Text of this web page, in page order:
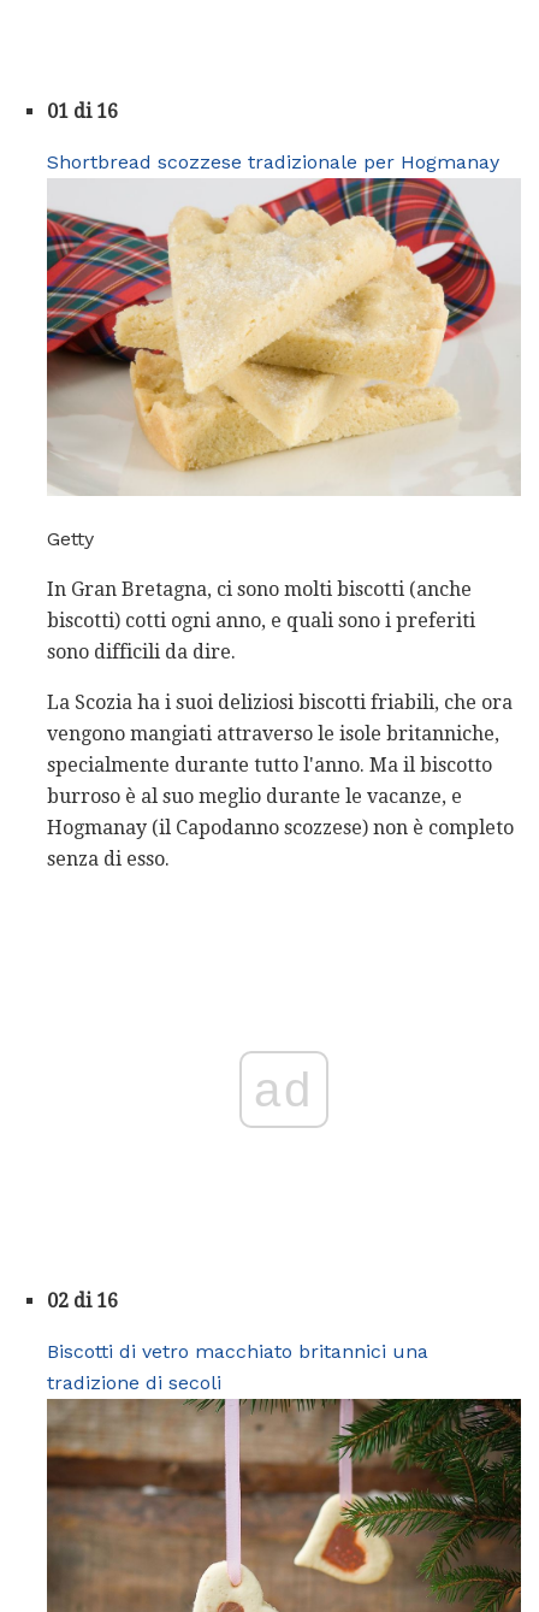
01 di 16
Shortbread scozzese tradizionale per Hogmanay
Getty
In Gran Bretagna, ci sono molti biscotti (anche
biscotti) cotti ogni anno, e quali sono i preferiti
sono difficili da dire.
La Scozia ha i suoi deliziosi biscotti friabili, che ora
vengono mangiati attraverso le isole britanniche,
specialmente durante tutto l'anno. Ma il biscotto
burroso è al suo meglio durante le vacanze, e
Hogmanay (il Capodanno scozzese) non è completo
senza di esso.
ad
02 di 16
Biscotti di vetro macchiato britannici una
tradizione di secoli